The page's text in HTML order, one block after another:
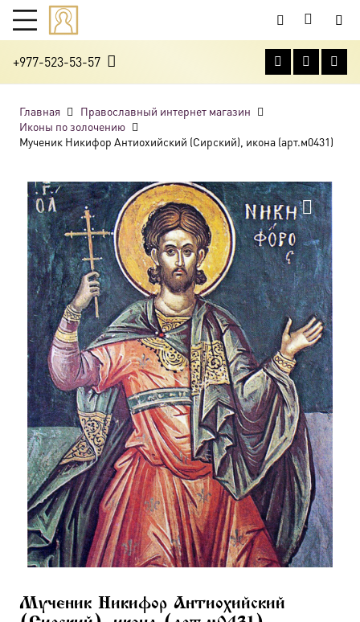
+977-523-53-57
Главная
Православный интернет магазин
Иконы по золочению
Мученик Никифор Антиохийский (Сирский), икона (арт.м0431)
Мученик Никифор Антиохийский